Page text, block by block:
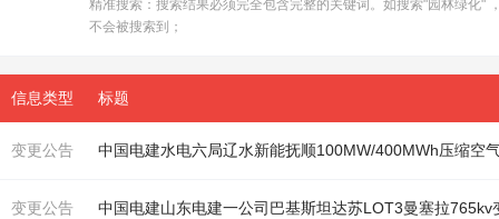
精准搜索：搜索结果必须完全包含完整的关键词。如搜索"园林绿化"
不会被搜索到；
信息类型 标题
变更公告
变更公告 中国电建山东电建一公司巴基斯坦达苏LOT3曼塞拉765kv